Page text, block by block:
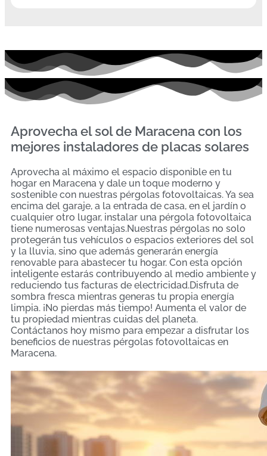
Aprovecha el sol de Maracena con los
mejores instaladores de placas solares
Aprovecha al máximo el espacio disponible en tu
hogar en Maracena y dale un toque moderno y
sostenible con nuestras pérgolas fotovoltaicas. Ya sea
encima del garaje, a la entrada de casa, en el jardín o
cualquier otro lugar, instalar una pérgola fotovoltaica
tiene numerosas ventajas.Nuestras pérgolas no solo
protegerán tus vehículos o espacios exteriores del sol
y la lluvia, sino que además generarán energía
renovable para abastecer tu hogar. Con esta opción
inteligente estarás contribuyendo al medio ambiente y
reduciendo tus facturas de electricidad.Disfruta de
sombra fresca mientras generas tu propia energía
limpia. ¡No pierdas más tiempo! Aumenta el valor de
tu propiedad mientras cuidas del planeta.
Contáctanos hoy mismo para empezar a disfrutar los
beneficios de nuestras pérgolas fotovoltaicas en
Maracena.